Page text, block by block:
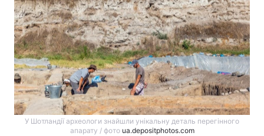
У Шотландії археологи знайшли унікальну деталь перегінного
апарату / фото ua.depositphotos.com